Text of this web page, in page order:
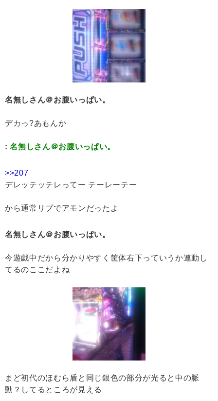
名無しさん＠お腹いっぱい。
デカっ?あもんか
:名無しさん＠お腹いっぱい。
>>207
デレッテッテレってー テーレーテー
から通常リプでアモンだったよ
名無しさん＠お腹いっぱい。
今遊戯中だから分かりやすく筐体右下っていうか連動し
てるのここだよね
まど初代のほむら盾と同じ銀色の部分が光ると中の脈
動？してるところが見える